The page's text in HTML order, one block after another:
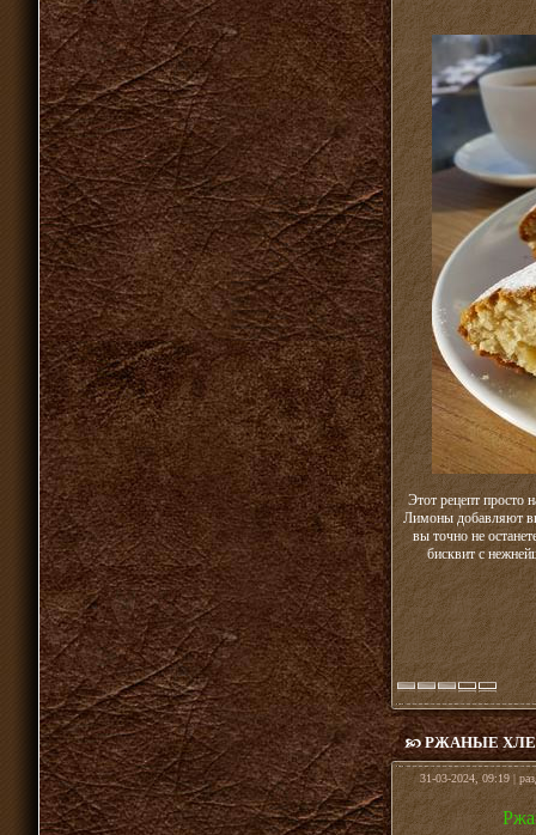
Этот рецепт просто
Лимоны добавляют
вы точно не
бисквит с
РЖАНЫЕ
31-03-2024, 09:19 |